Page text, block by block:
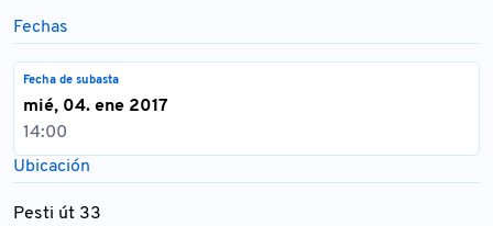
Fechas
Fecha de subasta
mié, 04. ene 2017
14:00
Ubicación
Pesti út 33